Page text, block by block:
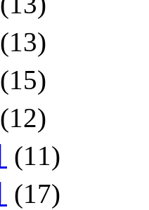
(13)
(15)
(12)
(11)
(17)